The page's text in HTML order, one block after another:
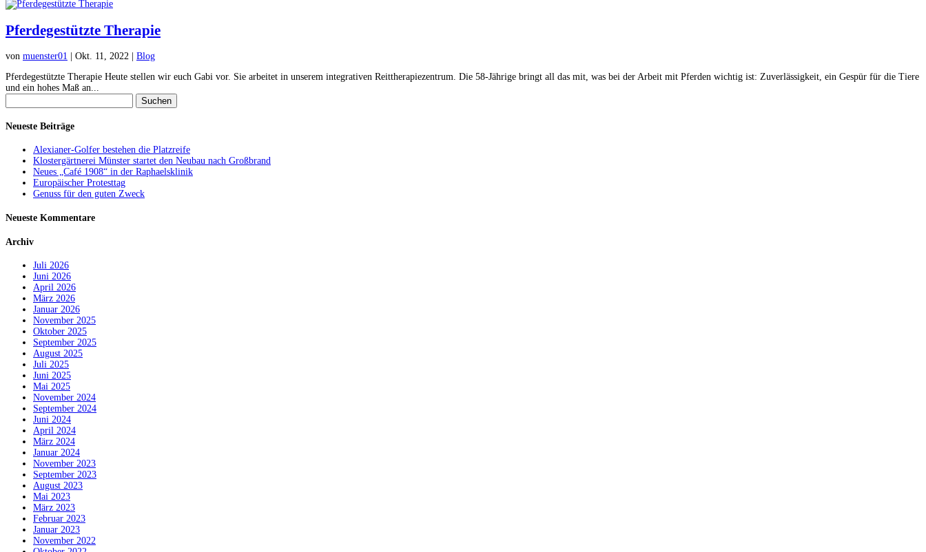
Pferdegestützte Therapie
von muenster01 Okt. 11, 2022
Blog
Pferdegestützte Therapie Heute stellen wir euch Gabi vor. Sie arbeitet in unserem integrativen Reittherapiezentrum. Die 58-Jährige bringt all das mit, was bei der Arbeit mit Pferden wichtig ist: Zuverlässigkeit, ein Gespür für die Tiere
und ein hohes Maß an...
nach:
Neueste Beiträge
Alexianer-Golfer bestehen die Platzreife
Klostergärtnerei Münster startet den Neubau nach Großbrand
Neues „Café 1908“ in der Raphaelsklinik
Europäischer Protesttag
Genuss für den guten Zweck
Neueste Kommentare
Archiv
Juli 2026
Juni 2026
April 2026
März 2026
Januar 2026
November 2025
Oktober 2025
September 2025
August 2025
Juli 2025
Juni 2025
Mai 2025
November 2024
September 2024
Juni 2024
April 2024
März 2024
Januar 2024
November 2023
September 2023
August 2023
Mai 2023
März 2023
Februar 2023
Januar 2023
November 2022